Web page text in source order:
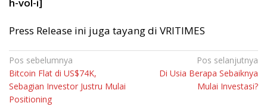
h-vol-i]
Press Release ini juga tayang di VRITIMES
Navigasi
pos
Pos sebelumnya
Bitcoin Flat di US$74K,
Sebagian Investor Justru Mulai
Positioning
Pos selanjutnya
Di Usia Berapa Sebaiknya
Mulai Investasi?